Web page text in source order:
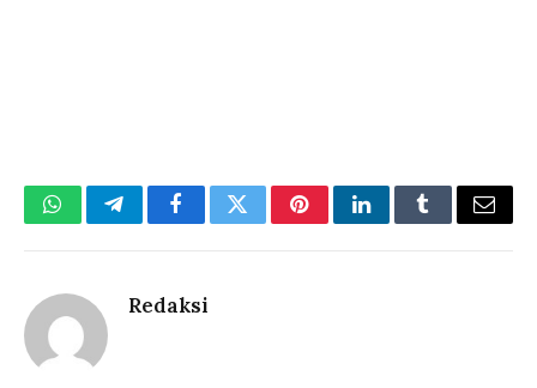
WhatsAppTelegramFacebookTwitterPinterestLinkedInTumblrEmail
Redaksi